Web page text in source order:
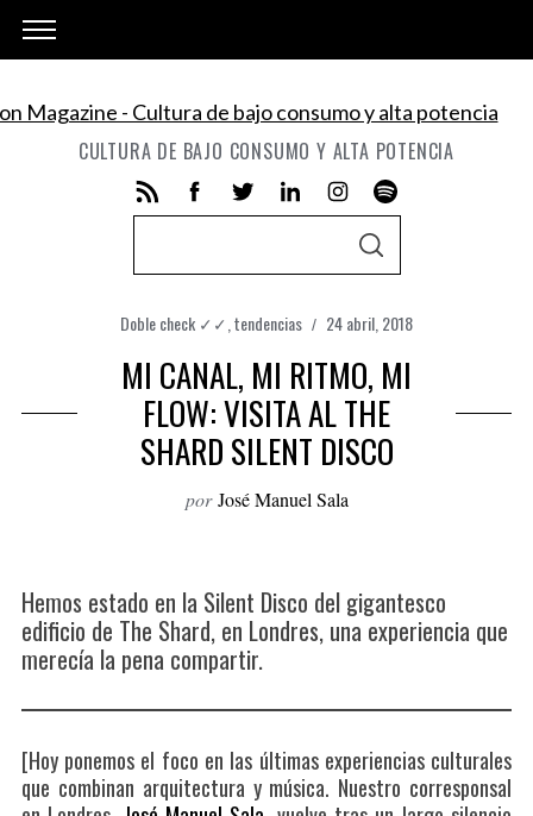
CULTURA DE BAJO CONSUMO Y ALTA POTENCIA
r
c
h
o
S
C
H
Doble check ✓✓ tendencias 24 abril, 2018
MI CANAL, MI RITMO, MI
FLOW: VISITA AL THE
SHARD SILENT DISCO
por José Manuel Sala
Hemos estado en la Silent Disco del gigantesco
edificio de The Shard, en Londres, una experiencia que
merecía la pena compartir.
[Hoy ponemos el foco en las últimas experiencias culturales
que combinan arquitectura y música. Nuestro corresponsal